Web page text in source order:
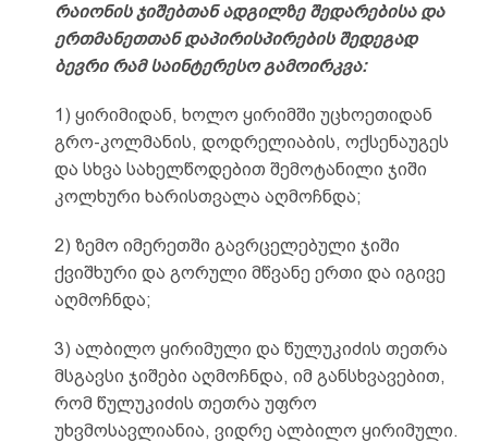
რაიონის ჯიშებთან ადგილზე შედარებისა და
ერთმანეთთან დაპირისპირების შედეგად
ბევრი რამ საინტერესო გამოირკვა:
1) ყირიმიდან, ხოლო ყირიმში უცხოეთიდან
გრო-კოლმანის, დოდრელიაბის, ოქსენაუგეს
და სხვა სახელწოდებით შემოტანილი ჯიში
კოლხური ხარისთვალა აღმოჩნდა;
2) ზემო იმერეთში გავრცელებული ჯიში
ქვიშხური და გორული მწვანე ერთი და იგივე
აღმოჩნდა;
3) ალბილო ყირიმული და წულუკიძის თეთრა
მსგავსი ჯიშები აღმოჩნდა, იმ განსხვავებით,
რომ წულუკიძის თეთრა უფრო
უხვმოსავლიანია, ვიდრე ალბილო ყირიმული.